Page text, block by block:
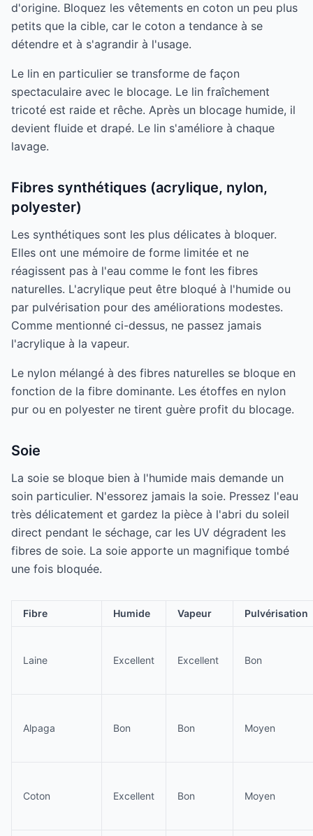
d'origine. Bloquez les vêtements en coton un peu plus
petits que la cible, car le coton a tendance à se
détendre et à s'agrandir à l'usage.
Le lin en particulier se transforme de façon
spectaculaire avec le blocage. Le lin fraîchement
tricoté est raide et rêche. Après un blocage humide, il
devient fluide et drapé. Le lin s'améliore à chaque
lavage.
Fibres synthétiques (acrylique, nylon,
polyester)
Les synthétiques sont les plus délicates à bloquer.
Elles ont une mémoire de forme limitée et ne
réagissent pas à l'eau comme le font les fibres
naturelles. L'acrylique peut être bloqué à l'humide ou
par pulvérisation pour des améliorations modestes.
Comme mentionné ci-dessus, ne passez jamais
l'acrylique à la vapeur.
Le nylon mélangé à des fibres naturelles se bloque en
fonction de la fibre dominante. Les étoffes en nylon
pur ou en polyester ne tirent guère profit du blocage.
Soie
La soie se bloque bien à l'humide mais demande un
soin particulier. N'essorez jamais la soie. Pressez l'eau
très délicatement et gardez la pièce à l'abri du soleil
direct pendant le séchage, car les UV dégradent les
fibres de soie. La soie apporte un magnifique tombé
une fois bloquée.
Fibre Humide Vapeur Pulvérisation
Laine Excellent Excellent Bon
Alpaga Bon Bon Moyen
Coton Excellent Bon Moyen